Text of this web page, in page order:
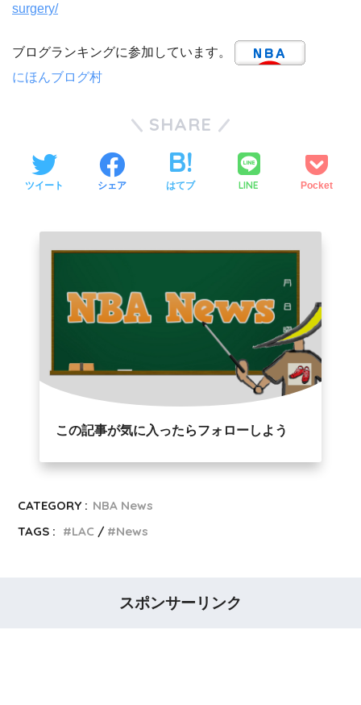
surgery/
ブログランキングに参加しています。
にほんブログ村
SHARE
ツイート シェア はてブ LINE Pocket
この記事が気に入ったらフォローしよう
CATEGORY : NBA News
TAGS :
LAC News
スポンサーリンク